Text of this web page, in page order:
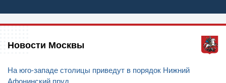
Новости Москвы
На юго-западе столицы приведут в порядок Нижний
Афонинский пруд